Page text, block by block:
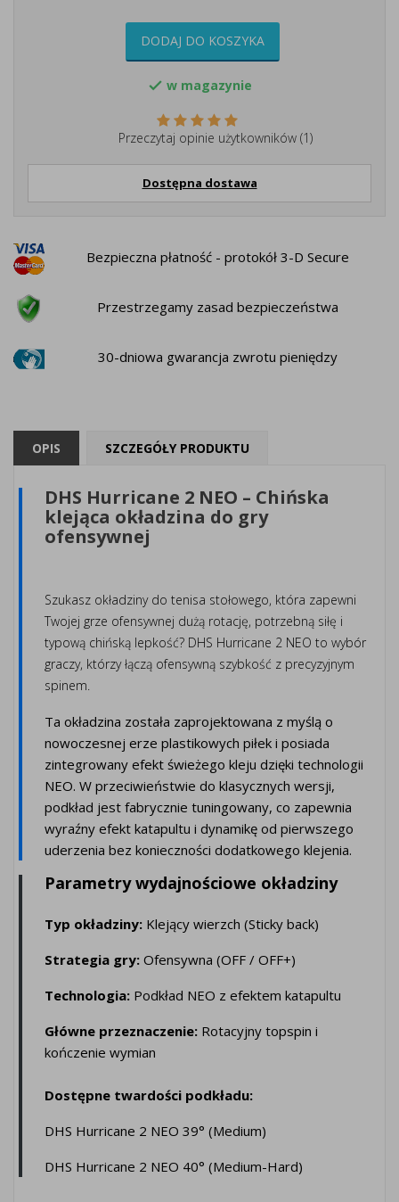
DODAJ DO KOSZYKA
 w magazynie
Przeczytaj opinie użytkowników (1)
Dostępna dostawa
Bezpieczna płatność - protokół 3-D Secure
Przestrzegamy zasad bezpieczeństwa
30-dniowa gwarancja zwrotu pieniędzy
OPIS SZCZEGÓŁY PRODUKTU
DHS Hurricane 2 NEO – Chińska
klejąca okładzina do gry
ofensywnej
Szukasz okładziny do tenisa stołowego, która zapewni
Twojej grze ofensywnej dużą rotację, potrzebną siłę i
typową chińską lepkość? DHS Hurricane 2 NEO to wybór
graczy, którzy łączą ofensywną szybkość z precyzyjnym
spinem.
Ta okładzina została zaprojektowana z myślą o
nowoczesnej erze plastikowych piłek i posiada
zintegrowany efekt świeżego kleju dzięki technologii
NEO. W przeciwieństwie do klasycznych wersji,
podkład jest fabrycznie tuningowany, co zapewnia
wyraźny efekt katapultu i dynamikę od pierwszego
uderzenia bez konieczności dodatkowego klejenia.
Parametry wydajnościowe okładziny
Typ okładziny: Klejący wierzch (Sticky back)
Strategia gry: Ofensywna (OFF / OFF+)
Technologia: Podkład NEO z efektem katapultu
Główne przeznaczenie: Rotacyjny topspin i
kończenie wymian
Dostępne twardości podkładu:
DHS Hurricane 2 NEO 39° (Medium)
DHS Hurricane 2 NEO 40° (Medium-Hard)